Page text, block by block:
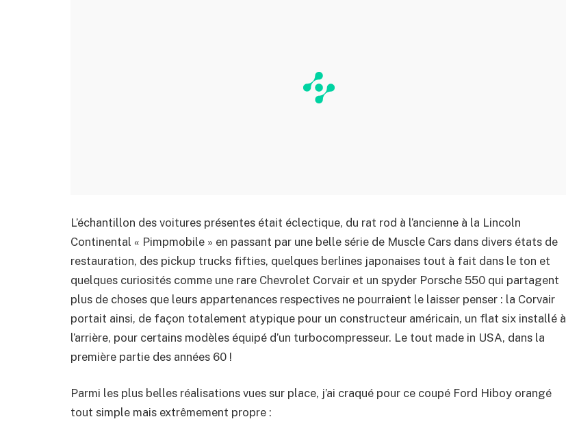
L’échantillon des voitures présentes était éclectique, du rat rod à l’ancienne à la Lincoln
Continental « Pimpmobile » en passant par une belle série de Muscle Cars dans divers états de
restauration, des pickup trucks fifties, quelques berlines japonaises tout à fait dans le ton et
quelques curiosités comme une rare Chevrolet Corvair et un spyder Porsche 550 qui partagent
plus de choses que leurs appartenances respectives ne pourraient le laisser penser : la Corvair
portait ainsi, de façon totalement atypique pour un constructeur américain, un flat six installé à
l’arrière, pour certains modèles équipé d’un turbocompresseur. Le tout made in USA, dans la
première partie des années 60 !
Parmi les plus belles réalisations vues sur place, j’ai craqué pour ce coupé Ford Hiboy orangé
tout simple mais extrêmement propre :